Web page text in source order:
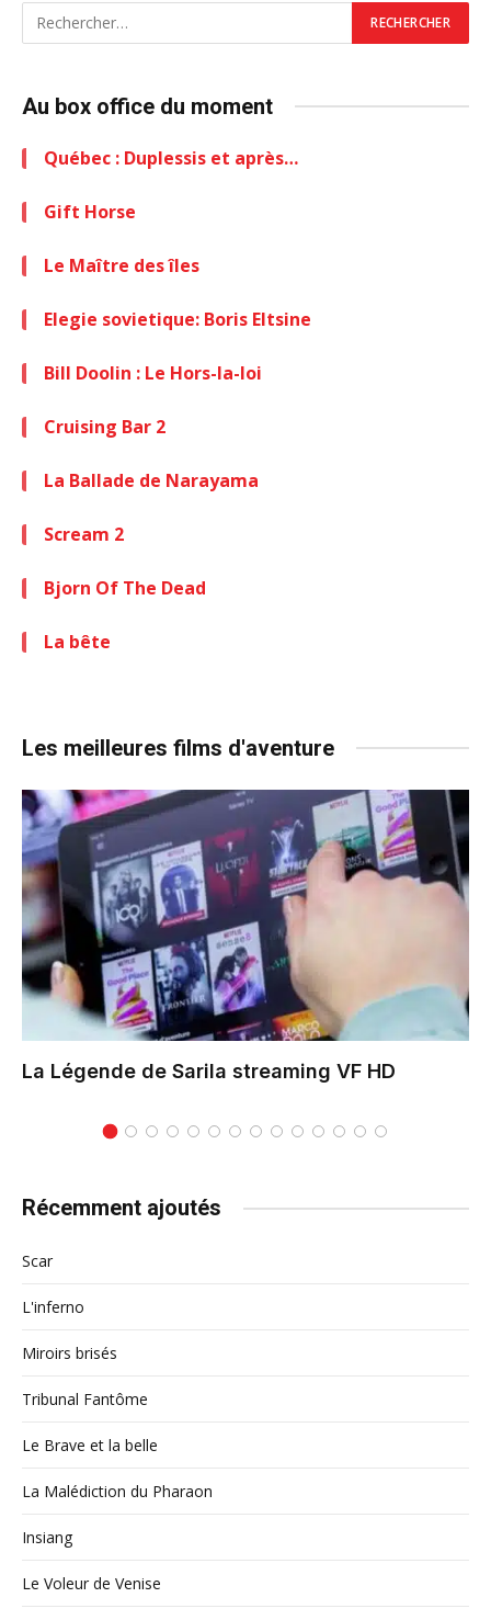
Au box office du moment
Québec : Duplessis et après…
Gift Horse
Le Maître des îles
Elegie sovietique: Boris Eltsine
Bill Doolin : Le Hors-la-loi
Cruising Bar 2
La Ballade de Narayama
Scream 2
Bjorn Of The Dead
La bête
Les meilleures films d'aventure
La Légende de Sarila streaming VF HD
Récemment ajoutés
Scar
L'inferno
Miroirs brisés
Tribunal Fantôme
Le Brave et la belle
La Malédiction du Pharaon
Insiang
Le Voleur de Venise